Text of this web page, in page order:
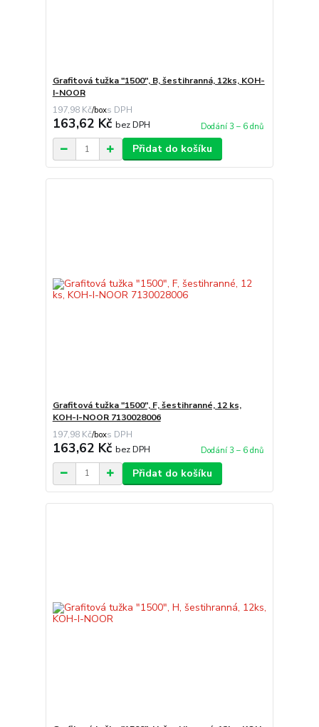
Grafitová tužka "1500", B, šestihranná, 12ks, KOH-
I-NOOR
197,98 Kč/box
163,62 Kč bez DPH Dodání 3 – 6 dnů
Přidat do košíku
Grafitová tužka "1500", F, šestihranné, 12 ks,
KOH-I-NOOR 7130028006
197,98 Kč/box
163,62 Kč bez DPH Dodání 3 – 6 dnů
Přidat do košíku